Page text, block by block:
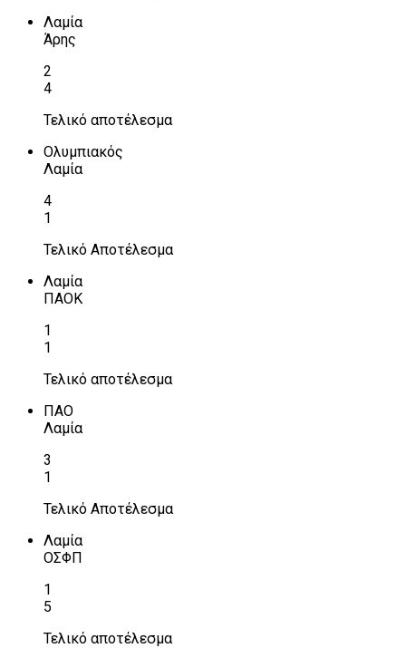
Λαμία
Άρης
2
4
Τελικό αποτέλεσμα
Ολυμπιακός
Λαμία
4
1
Τελικό Αποτέλεσμα
Λαμία
ΠΑΟΚ
1
1
Τελικό αποτέλεσμα
ΠΑΟ
Λαμία
3
1
Τελικό Αποτέλεσμα
Λαμία
ΟΣΦΠ
1
5
Τελικό αποτέλεσμα